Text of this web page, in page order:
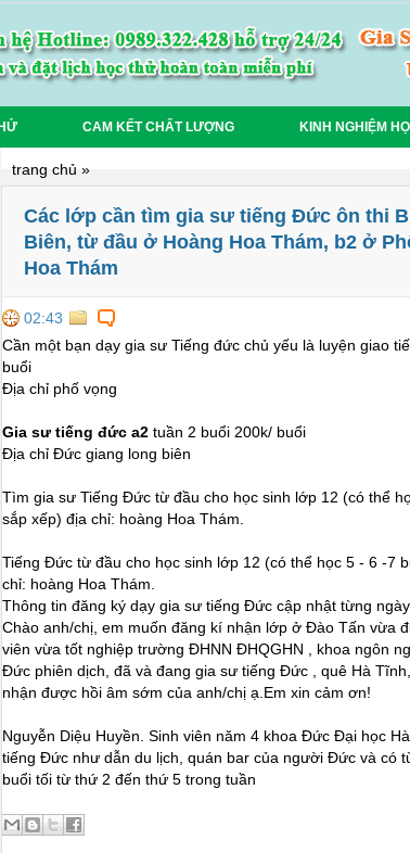
CAM KẾT CHẤT LƯỢNG KINH NGHIỆM
trang chủ »
Các lớp cần tìm gia sư tiếng Đức ôn thi
Biên, từ đầu ở Hoàng Hoa Thám, b2 ở
Hoa Thám
02:43
Cần một bạn dạy gia sư Tiếng đức chủ yếu là luyện giao
buổi
Địa chỉ phố vọng
Gia sư tiếng đức a2 tuần 2 buổi 200k/ buổi
Địa chỉ Đức giang long biên
Tìm gia sư Tiếng Đức từ đầu cho học sinh lớp 12 (có thể
sắp xếp) địa chỉ: hoàng Hoa Thám.
Tiếng Đức từ đầu cho học sinh lớp 12 (có thể học 5 - 6 -7
chỉ: hoàng Hoa Thám.
Thông tin đăng ký dạy gia sư tiếng Đức cập nhật từng
Chào anh/chị, em muốn đăng kí nhận lớp ở Đào Tấn vừa
viên vừa tốt nghiệp trường ĐHNN ĐHQGHN , khoa ngôn
Đức phiên dịch, đã và đang gia sư tiếng Đức , quê Hà
nhận được hồi âm sớm của anh/chị ạ.Em xin cảm ơn!
Nguyễn Diệu Huyền. Sinh viên năm 4 khoa Đức Đại học
tiếng Đức như dẫn du lịch, quán bar của người Đức và có
buổi tối từ thứ 2 đến thứ 5 trong tuần